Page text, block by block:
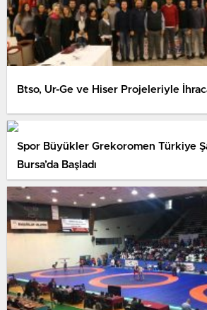
Btso, Ur-Ge ve Hiser Projeleriyle
Spor Büyükler Grekoromen Türkiye
Bursa’da Başladı